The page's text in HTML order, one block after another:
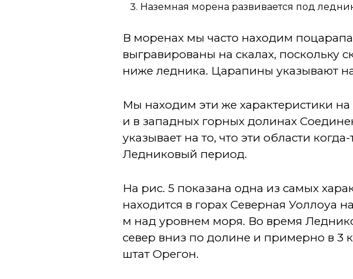
Наземная морена развивается под
В моренах мы часто находим
выгравированы на скалах, поскольку
ниже ледника. Царапины указывают
Мы находим эти же характеристики
и в западных горных долинах
указывает на то, что эти области
Ледниковый период.
На рис. 5 показана одна из самых
находится в горах Северная Уоллоуа
м над уровнем моря. Во время
север вниз по долине и примерно в 3
штат Орегон.